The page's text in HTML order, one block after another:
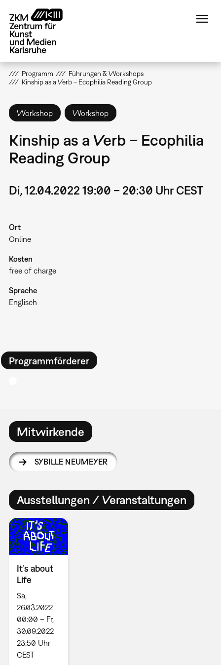
zum
Inhalt
Programm
Führungen & Workshops
Kinship as a Verb – Ecophilia Reading Group
Workshop Workshop
Kinship as a Verb – Ecophilia
Reading Group
Di, 12.04.2022 19:00 – 20:30 Uhr CEST
Ort
Online
Kosten
free of charge
Sprache
Englisch
Programmförderer
Mitwirkende
SYBILLE NEUMEYER
Ausstellungen / Veranstaltungen
It’s about
Life
Sa,
26.03.2022
00:00 – Fr,
30.09.2022
23:50 Uhr
CEST